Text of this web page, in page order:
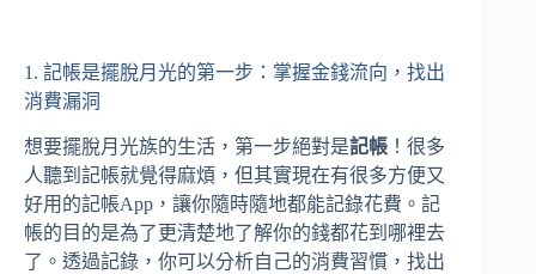
1. 記帳是擺脫月光的第一步：掌握金錢流向，找出
消費漏洞
想要擺脫月光族的生活，第一步絕對是記帳 ！很多
人聽到記帳就覺得麻煩，但其實現在有很多方便又
好用的記帳App，讓你隨時隨地都能記錄花費。記
帳的目的是為了更清楚地了解你的錢都花到哪裡去
了。透過記錄，你可以分析自己的消費習慣，找出